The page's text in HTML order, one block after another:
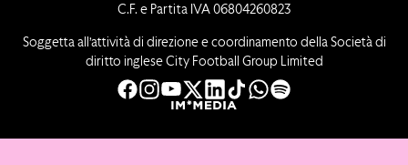
C.F. e Partita IVA 06804260823
Soggetta all’attività di direzione e coordinamento della Società di
diritto inglese City Football Group Limited